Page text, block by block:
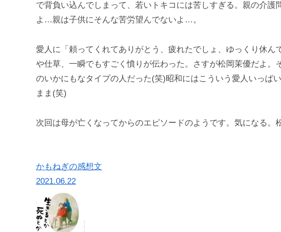
で背負い込んでしまって、若いトキコには苦しすぎる。親の介護
よ…親は子供にそんな苦労望んでないよ…。
愛人に「頼ってくれてありがとう、疲れたでしょ、ゆっくり休ん
や仕草、一瞬でもすごく憤りが伝わった。さすが松岡茉優だよ。
のいかにもなタイプの人だった(笑)昭和にはこういう愛人いっぱ
まま(笑)
次回は母が亡くなってからのエピソードのようです。気になる
かもねぎの感想文
2021.06.22